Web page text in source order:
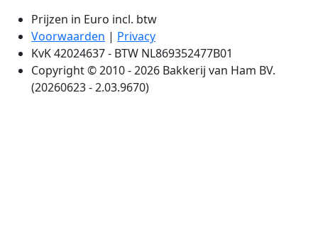
Prijzen in Euro incl. btw
Voorwaarden | Privacy
KvK 42024637 - BTW NL869352477B01
Copyright © 2010 - 2026 Bakkerij van Ham BV.
(20260623 - 2.03.9670)